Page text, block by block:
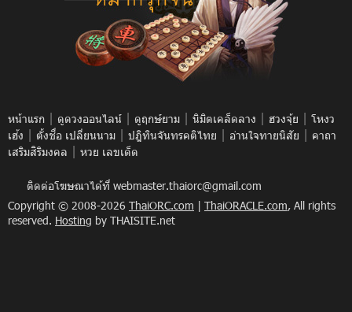
หน้าแรก | ดูดวงออนไลน์ | ดูฤกษ์ยาม | นิมิตเคล็ดลาง | ฮวงจุ้ย | โหงว
เฮ้ง | ตั้งชื่อ เปลี่ยนนาม | ปฎิทินจันทรคติไทย | อ่านใจทายนิสัย | คาถา
เสริมสิริมงคล | หวย เลขเด็ด
ติดต่อโฆษณาได้ที่ webmaster.thaiorc@gmail.com
Copyright © 2008-2026 ThaiORC.com | ThaiORACLE.com, All rights
reserved. Hosting by THAISITE.net